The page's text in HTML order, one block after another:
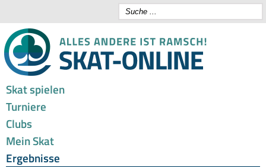
Skat spielen
Turniere
Clubs
Mein Skat
Ergebnisse